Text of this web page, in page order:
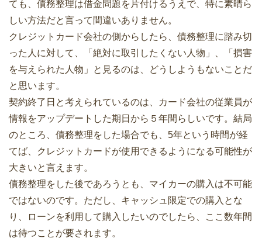
ても、債務整理は借金問題を片付けるうえで、特に素晴ら
しい方法だと言って間違いありません。
クレジットカード会社の側からしたら、債務整理に踏み切
った人に対して、「絶対に取引したくない人物」、「損害
を与えられた人物」と見るのは、どうしようもないことだ
と思います。
契約終了日と考えられているのは、カード会社の従業員が
情報をアップデートした期日から５年間らしいです。結局
のところ、債務整理をした場合でも、5年という時間が経
てば、クレジットカードが使用できるようになる可能性が
大きいと言えます。
債務整理をした後であろうとも、マイカーの購入は不可能
ではないのです。ただし、キャッシュ限定での購入とな
り、ローンを利用して購入したいのでしたら、ここ数年間
は待つことが要されます。